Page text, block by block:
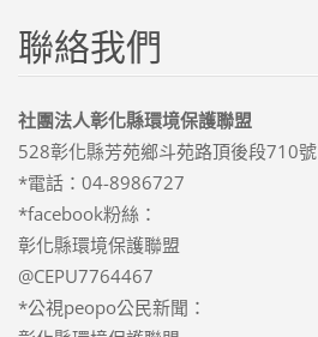
聯絡我們
社團法人彰化縣環境保護聯盟
528彰化縣芳苑鄉斗苑路頂後段710號
*電話：04-8986727
*facebook粉絲：
彰化縣環境保護聯盟
@CEPU7764467
*公視peopo公民新聞：